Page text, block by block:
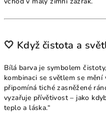
🤍 Když čistota a
Bílá barva je symbolem
kombinaci se světlem se
připomíná tiché zasněžené
vyzařuje přívětivost – jako
teplo a láska.“